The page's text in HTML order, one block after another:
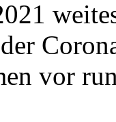
vor